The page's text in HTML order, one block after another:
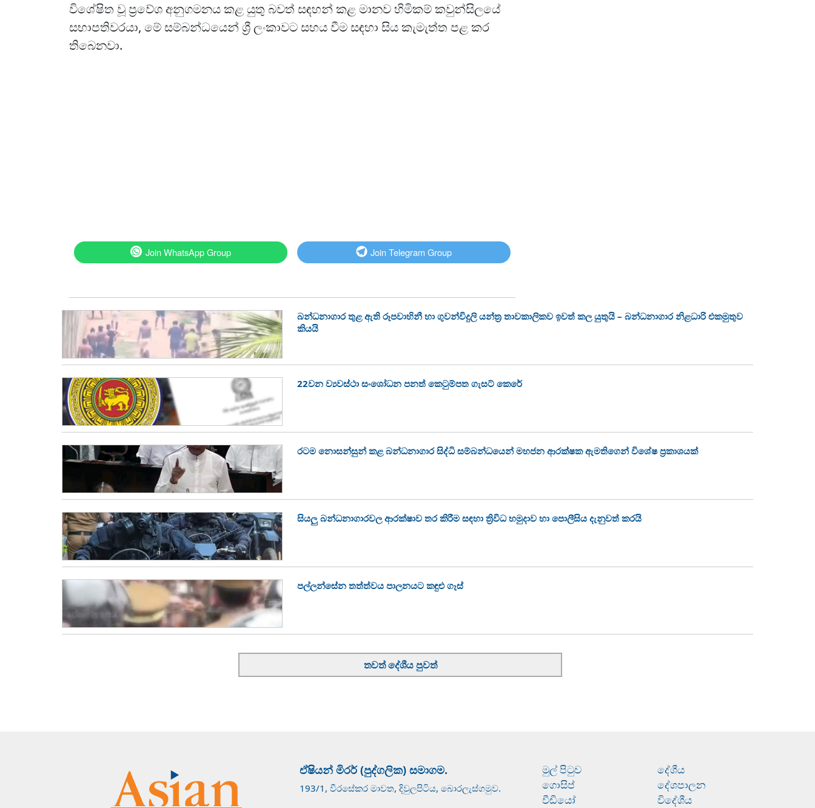
විශේෂිත වූ ප්‍රවේශ අනුගමනය කළ යුතු බවත් සඳහන් කළ මානව හිමිකම් කවුන්සිලයේ
සභාපතිවරයා, මේ සම්බන්ධයෙන් ශ්‍රී ලංකාවට සහය වීම සඳහා සිය කැමැත්ත පළ කර
තිබෙනවා.
Join WhatsApp Group Join Telegram Group
බන්ධනාගාර තුළ ඇති රූපවාහිනී හා ගුවන්විදුලි යන්ත්‍ර තාවකාලිකව ඉවත් කල යුතුයි – බන්ධනාගාර නිළධාරි එකමුතුව
කියයි
22වන ව්‍යවස්ථා සංශෝධන පනත් කෙටුම්පත ගැසට් කෙරේ
රටම නොසන්සුන් කළ බන්ධනාගාර සිද්ධි සම්බන්ධයෙන් මහජන ආරක්ෂක ඇමතිගෙන් විශේෂ ප්‍රකාශයක්
සියලු බන්ධනාගාරවල ආරක්ෂාව තර කිරීම සඳහා ත්‍රිවිධ හමුදාව හා පොලීසිය දැනුවත් කරයි
පල්ලන්සේන තත්ත්වය පාලනයට කඳුළු ගෑස්
තවත් දේශීය පුවත්
ඒෂියන් මිරර් (පුද්ගලික) සමාගම.
193/1, වීරසේකර මාවත, දිවුලපිටිය, බොරලැස්ගමුව.
මුල් පිටුව
ගොසිප්
වීඩියෝ
දේශීය
දේශපාලන
විදේශීය